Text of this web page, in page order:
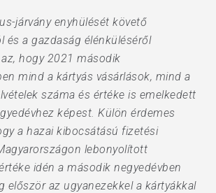
járvány enyhülését követő
és a gazdaság élénküléséről
hogy 2021 második
mind a kártyás vásárlások, mind a
száma és értéke is emelkedett
képest. Külön érdemes
a hazai kibocsátású fizetési
lebonyolított
idén a második negyedévben
először az ugyanezekkel a kártyákkal